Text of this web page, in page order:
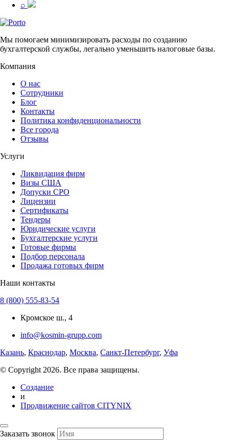
⌕
Мы помогаем минимизировать расходы по созданию
бухгалтерской службы, легально уменьшить налоговые базы.
Компания
О нас
Сотрудники
Блог
Контакты
Политика конфиденциональности
Все города
Отзывы
Услуги
Ликвидация фирм
Визы США
Допуски СРО
Лицензии
Сертификаты
Тендеры
Юридические услуги
Бухгалтерские услуги
Готовые фирмы
Подбор персонала
Продажа готовых фирм
Наши контакты
8 (800) 555-83-54
Кромское ш., 4
info@kosmin-grupp.com
Казань, Краснодар, Москва, Санкт-Петербург, Уфа
© Copyright 2026. Все права защищены.
Создание
и
Продвижение сайтов CITYNIX
Заказать звонок